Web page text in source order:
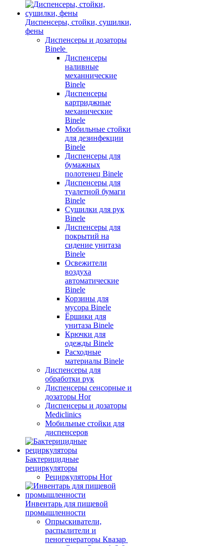
Диспенсеры, стойки, сушилки,
фены
Диспенсеры и дозаторы
Binele
Диспенсеры
наливные
механнические
Binele
Диспенсеры
картриджные
механические
Binele
Мобильные стойки
для дезинфекции
Binele
Диспенсеры для
бумажных
полотенец Binele
Диспенсеры для
туалетной бумаги
Binele
Сушилки для рук
Binele
Диспенсеры для
покрытий на
сидение унитаза
Binele
Освежители
воздуха
автоматические
Binele
Корзины для
мусора Binele
Ёршики для
унитаза Binele
Крючки для
одежды Binele
Расходные
материалы Binele
Диспенсеры для
обработки рук
Диспенсеры сенсорные и
дозаторы Hor
Диспенсеры и дозаторы
Mediclinics
Мобильные стойки для
диспенсеров
Бактерицидные
рециркуляторы
Рециркуляторы Hor
Инвентарь для пищевой
промышленности
Опрыскиватели,
распылители и
пеногенераторы Квазар